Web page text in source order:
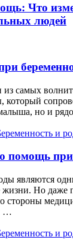
Что
людей
из самых
но и
и
помощь
являются
жизни. Но даже
стороны
…
и